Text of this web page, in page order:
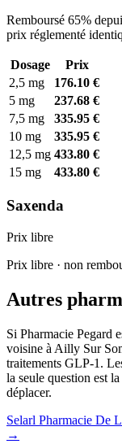
Remboursé 65%
prix réglementé
Dosage
Prix
2,5 mg
176.10 €
5 mg
237.68 €
7,5 mg
335.95 €
10 mg
335.95 €
12,5 mg 433.80 €
15 mg
433.80 €
Saxenda
Prix libre
Prix libre · non
Autres
Si Pharmacie Pegard
voisine à Ailly Sur
traitements GLP-1.
la seule question est
déplacer.
Selarl Pharmacie De
→